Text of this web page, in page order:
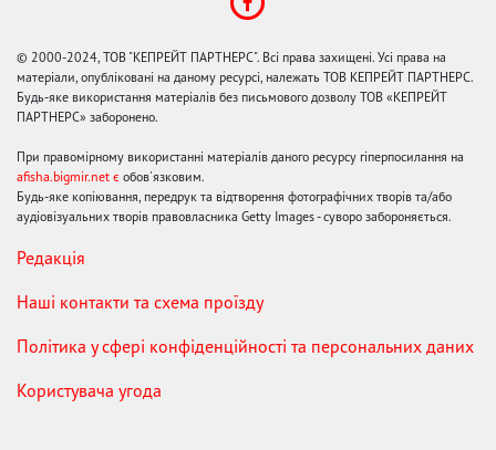
© 2000-2024, ТОВ "КЕПРЕЙТ ПАРТНЕРС". Всі права захищені. Усі права на
матеріали, опубліковані на даному ресурсі, належать ТОВ КЕПРЕЙТ ПАРТНЕРС.
Будь-яке використання матеріалів без письмового дозволу ТОВ «КЕПРЕЙТ
ПАРТНЕРС» заборонено.
При правомірному використанні матеріалів даного ресурсу гіперпосилання на
afisha.bigmir.net є обов'язковим.
Будь-яке копіювання, передрук та відтворення фотографічних творів та/або
аудіовізуальних творів правовласника Getty Images - суворо забороняється.
Редакція
Наші контакти та схема проїзду
Політика у сфері конфіденційності та персональних даних
Користувача угода